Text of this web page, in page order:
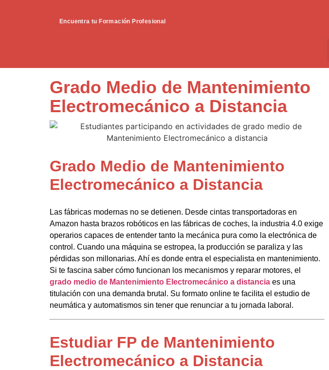
Encuentra tu Formación Profesional
Grado Medio de Mantenimiento
Electromecánico a Distancia
Grado Medio de Mantenimiento
Electromecánico a Distancia
Las fábricas modernas no se detienen. Desde cintas transportadoras en
Amazon hasta brazos robóticos en las fábricas de coches, la industria 4.0 exige
operarios capaces de entender tanto la mecánica pura como la electrónica de
control. Cuando una máquina se estropea, la producción se paraliza y las
pérdidas son millonarias. Ahí es donde entra el especialista en mantenimiento.
Si te fascina saber cómo funcionan los mecanismos y reparar motores, el
grado medio de Mantenimiento Electromecánico a distancia es una
titulación con una demanda brutal. Su formato online te facilita el estudio de
neumática y automatismos sin tener que renunciar a tu jornada laboral.
Estudiar FP de Mantenimiento
Electromecánico a Distancia